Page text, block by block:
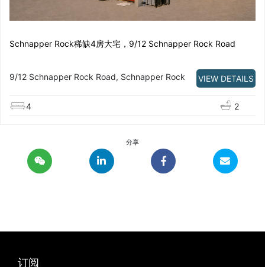
Schnapper Rock稀缺4房大宅，9/12 Schnapper Rock Road
9/12 Schnapper Rock Road, Schnapper Rock VIEW DETAILS
4 2
分享
订阅